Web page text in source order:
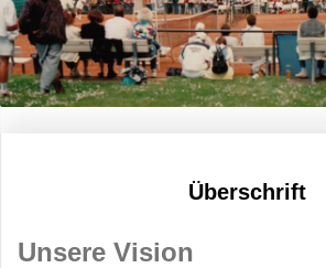
Überschrift
Unsere Vision